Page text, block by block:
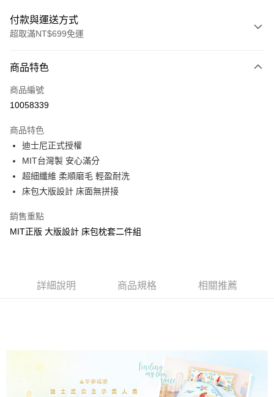
付款與運送方式
超取滿NT$699免運
信用卡一次付款
超商取貨付款
Apple Pay
街口支付
悠遊付
Google Pay
ATM付款
全家★依產品說明
每筆NT$80，滿NT$699(含以上)免運費
商品特色
商品編號
10058339
商品特色
迪士尼正式授權
MIT台灣製 安心滿分
超細纖維 柔順磨毛 輕盈耐洗
床包大版設計 床面無拼接
銷售重點
MIT正版 大版設計 床包枕套二件組
詳細說明 商品規格 相關推薦